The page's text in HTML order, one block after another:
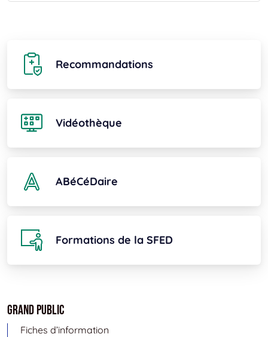
Recommandations
Vidéothèque
ABéCéDaire
Formations de la SFED
Grand public
Fiches d’information